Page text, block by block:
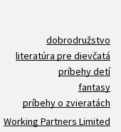
dobrodružstvo
literatúra pre dievčatá
príbehy detí
fantasy
príbehy o zvieratách
Working Partners Limited